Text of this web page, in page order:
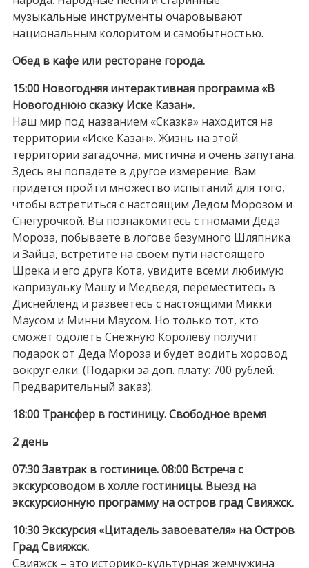
музыкальные инструменты очаровывают
национальным колоритом и самобытностью.
Обед в кафе или ресторане города.
15:00 Новогодняя интерактивная программа «В
Новогоднюю сказку Иске Казан».
Наш мир под названием «Сказка» находится на
территории «Иске Казан». Жизнь на этой
территории загадочна, мистична и очень запутана.
Здесь вы попадете в другое измерение. Вам
придется пройти множество испытаний для того,
чтобы встретиться с настоящим Дедом Морозом и
Снегурочкой. Вы познакомитесь с гномами Деда
Мороза, побываете в логове безумного Шляпника
и Зайца, встретите на своем пути настоящего
Шрека и его друга Кота, увидите всеми любимую
капризульку Машу и Медведя, переместитесь в
Диснейленд и развеетесь с настоящими Микки
Маусом и Минни Маусом. Но только тот, кто
сможет одолеть Снежную Королеву получит
подарок от Деда Мороза и будет водить хоровод
вокруг елки. (Подарки за доп. плату: 700 рублей.
Предварительный заказ).
18:00 Трансфер в гостиницу. Свободное время
2 день
07:30 Завтрак в гостинице. 08:00 Встреча с
экскурсоводом в холле гостиницы. Выезд на
экскурсионную программу на остров град Свияжск.
10:30 Экскурсия «Цитадель завоевателя» на Остров
Град Свияжск.
Свияжск – это историко-культурная жемчужина